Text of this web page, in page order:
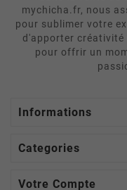
mychicha.fr, nous
pour sublimer votre
d'apporter
pour offrir un
Informations
Categories
Votre Compte